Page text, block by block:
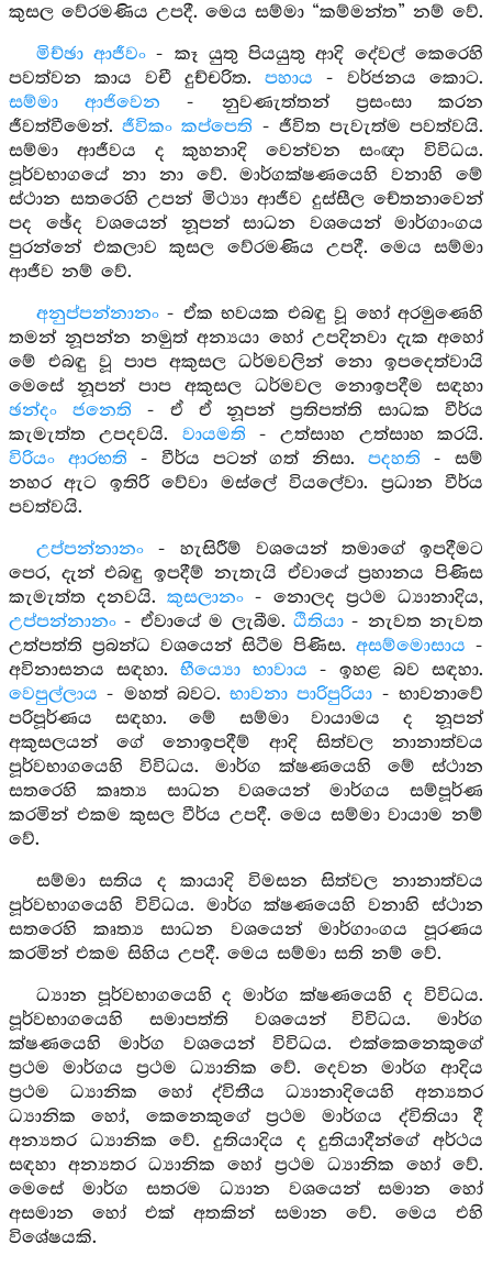
කුසල වේරමණිය උපදී. මෙය සම්මා “කම්මන්ත” නම් වේ.
මිච්ඡා ආජීවං- කෑ යුතු පියයුතු ආදි දේවල් කෙරෙහි
පවත්වන කාය වචී දුච්චරිත. පහාය - වර්ජනය කොට.
සම්මා ආජිවෙන - නුවණැත්තන් ප්‍රසංසා කරන
ජීවත්වීමෙන්.ජීවිකං කප්පෙති - ජීවිත පැවැත්ම පවත්වයි.
සම්මා ආජීවය ද කුහනාදි වෙන්වන සංඥා විවිධය.
පූර්වභාගයේ නා නා වේ. මාර්ගක්ෂණයෙහි වනාහි මේ
ස්ථාන සතරෙහි උපන් මිථ්‍යා ආජීව දුස්සීල චේතනාවෙන්
පද ඡේද වශයෙන් නූපන් සාධන වශයෙන් මාර්ගාංගය
පුරන්නේ එකලාව කුසල වේරමණිය උපදී. මෙය සම්මා
ආජීව නම් වේ.
අනුප්පන්නානං- ඒක භවයක එබඳු වූ හෝ අරමුණෙහි
තමන් නූපන්න නමුත් අන්‍යයා හෝ උපදිනවා දැක අහෝ
මේ එබඳු වූ පාප අකුසල ධර්මවලින් නො ඉපදෙත්වායි
මෙසේ නූපන් පාප අකුසල ධර්මවල නොඉපදීම සඳහා
ඡන්දං ජනෙති - ඒ ඒ නූපන් ප්‍රතිපත්ති සාධක වීර්ය
කැමැත්ත උපදවයි. වායමති - උත්සාහ උත්සාහ කරයි.
විරියං ආරභති - වීර්ය පටන් ගත් නිසා.පදහති - සම්
නහර ඇට ඉතිරි වේවා මස්ලේ වියලේවා. ප්‍රධාන වීර්ය
පවත්වයි.
උප්පන්නානං- හැසිරීම් වශයෙන් තමාගේ ඉපදීමට
පෙර, දැන් එබඳු ඉපදීම් නැතැයි ඒවායේ ප්‍රහානය පිණිස
කැමැත්ත දනවයි. කුසලානං - නොලද ප්‍රථම ධ්‍යානාදිය,
උප්පන්නානං - ඒවායේ ම ලැබීම. ඨිතියා- නැවත නැවත
උත්පත්ති ප්‍රබන්ධ වශයෙන් සිටීම පිණිස. අසම්මොසාය -
අවිනාසනය සඳහා. භීය්‍යො භාවාය - ඉහළ බව සඳහා.
වෙපුල්ලාය - මහත් බවට.භාවනා පාරිපුරියා - භාවනාවේ
පරිපූර්ණය සඳහා. මේ සම්මා වායාමය ද නූපන්
අකුසලයන් ගේ නොඉපදීම් ආදි සිත්වල නානාත්වය
පූර්වභාගයෙහි විවිධය. මාර්ග ක්ෂණයෙහි මේ ස්ථාන
සතරෙහි කෘත්‍ය සාධන වශයෙන් මාර්ගය සම්පූර්ණ
කරමින් එකම කුසල වීර්ය උපදී. මෙය සම්මා වායාම නම්
වේ.
සම්මා සතිය ද කායාදි විමසන සිත්වල නානාත්වය
පූර්වභාගයෙහි විවිධය. මාර්ග ක්ෂණයෙහි වනාහි ස්ථාන
සතරෙහි කෘත්‍ය සාධන වශයෙන් මාර්ගාංගය පූරණය
කරමින් එකම සිහිය උපදී. මෙය සම්මා සති නම් වේ.
ධ්‍යාන පූර්වභාගයෙහි ද මාර්ග ක්ෂණයෙහි ද විවිධය.
පූර්වභාගයෙහි සමාපත්ති වශයෙන් විවිධය. මාර්ග
ක්ෂණයෙහි මාර්ග වශයෙන් විවිධය. එක්කෙනෙකුගේ
ප්‍රථම මාර්ගය ප්‍රථම ධ්‍යානික වේ. දෙවන මාර්ග ආදිය
ප්‍රථම ධ්‍යානික හෝ ද්විතීය ධ්‍යානාදියෙහි අන්‍යතර
ධ්‍යානික හෝ, කෙනෙකුගේ ප්‍රථම මාර්ගය ද්විතියා දී
අන්‍යතර ධ්‍යානික වේ. දුතියාදිය ද දුතියාදීන්ගේ අර්ථය
සඳහා අන්‍යතර ධ්‍යානික හෝ ප්‍රථම ධ්‍යානික හෝ වේ.
මෙසේ මාර්ග සතරම ධ්‍යාන වශයෙන් සමාන හෝ
අසමාන හෝ එක් අතකින් සමාන වේ. මෙය එහි
විශේෂයකි.